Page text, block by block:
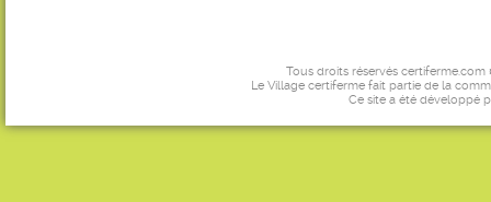
Tous droits réservés certiferme.com
Le Village certiferme fait partie de la
Ce site a été développé